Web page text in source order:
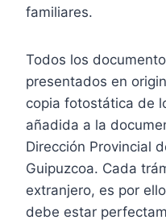
familiares.
Todos los
presentados en
copia fotostática de
añadida a la
Dirección Provincial
Guipuzcoa. Cada
extranjero, es por
debe estar